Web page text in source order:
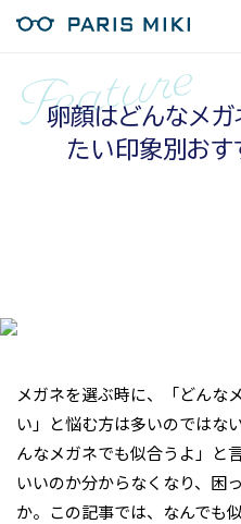
卵顔はどんなメガ
たい印象別おす
メガネを選ぶ時に、「どんな
い」と悩む方は多いのではな
んなメガネでも似合うよ」と
いいのか分からなくなり、困
か。この記事では、なんでも